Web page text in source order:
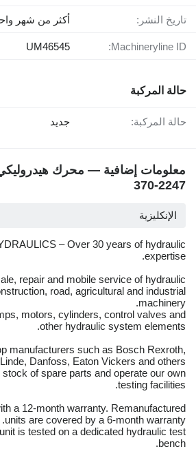
تاريخ النشر: أكثر من شهر
Machineryline ID:
UM46545
حالة المركبة
حالة المركبة: جديد
370-2247
الإنكليزية
– Over 30 years of hydraulic
expertise.
repair and mobile service of hydraulic
road, agricultural and industrial
machinery.
motors, cylinders, control valves and
other hydraulic system elements.
manufacturers such as Bosch Rexroth,
Danfoss, Eaton Vickers and others.
of spare parts and operate our own
testing facilities.
a 12-month warranty. Remanufactured
units are covered by a 6-month warranty.
is tested on a dedicated hydraulic test
bench.